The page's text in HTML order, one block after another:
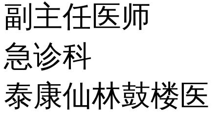
副主任医师
急诊科
泰康仙林鼓楼医